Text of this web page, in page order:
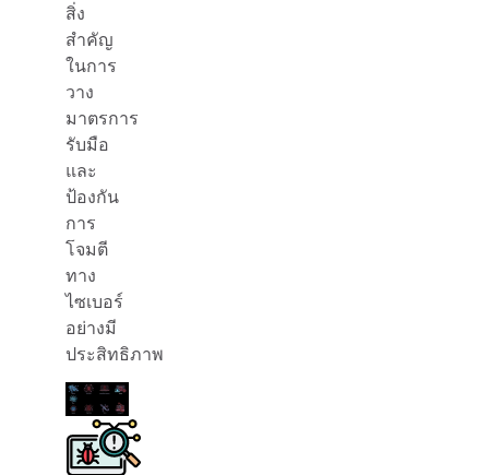
สิ่ง
สำคัญ
ในการ
วาง
มาตรการ
รับมือ
และ
ป้องกัน
การ
โจมตี
ทาง
ไซเบอร์
อย่างมี
ประสิทธิภาพ